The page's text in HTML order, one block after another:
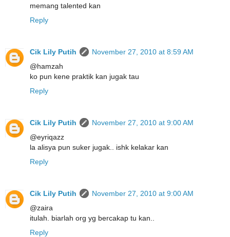
memang talented kan
Reply
Cik Lily Putih
November 27, 2010 at 8:59 AM
@hamzah
ko pun kene praktik kan jugak tau
Reply
Cik Lily Putih
November 27, 2010 at 9:00 AM
@eyriqazz
la alisya pun suker jugak.. ishk kelakar kan
Reply
Cik Lily Putih
November 27, 2010 at 9:00 AM
@zaira
itulah. biarlah org yg bercakap tu kan..
Reply